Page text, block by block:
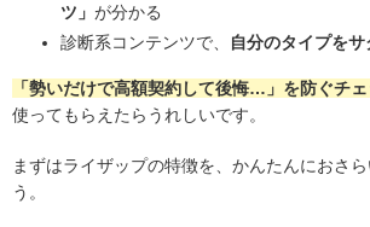
ツ」 が分かる
診断系コンテンツで、
自分のタイプを
「勢いだけで高額契約して後悔…」を防ぐチ
使ってもらえたらうれしいです。
まずはライザップの特徴を、かんたんにおさ
う。